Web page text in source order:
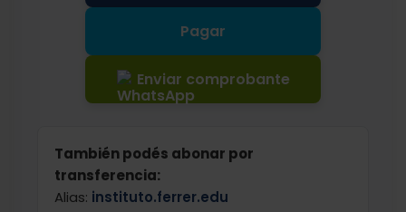
Pagar
Enviar comprobante
También podés abonar por
transferencia:
Alias: instituto.ferrer.edu